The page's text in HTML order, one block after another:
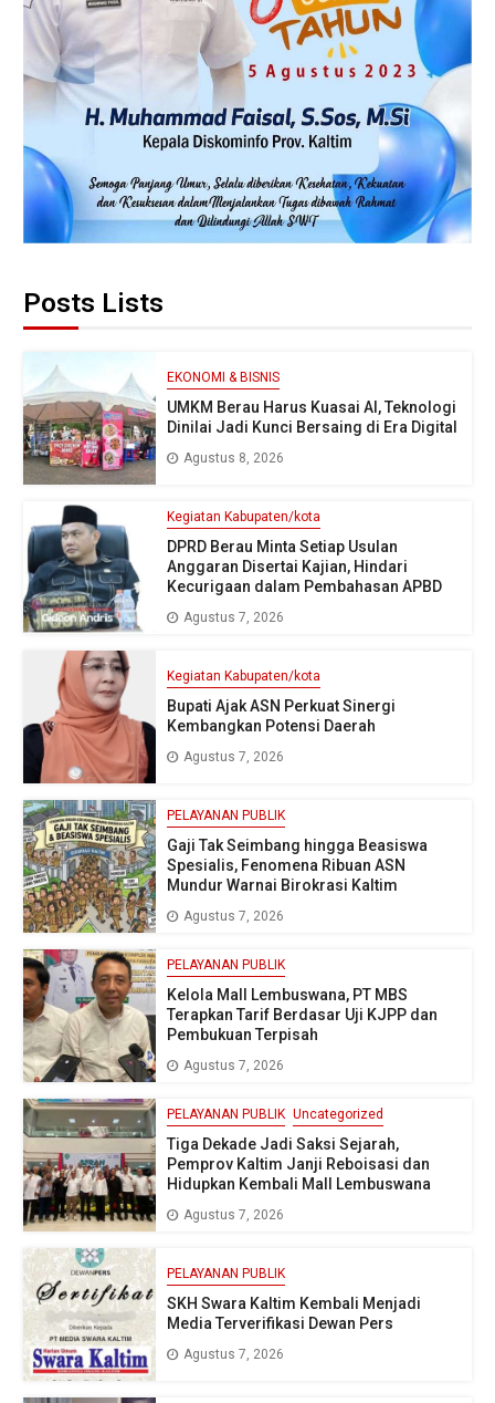
Posts Lists
EKONOMI & BISNIS
UMKM Berau Harus Kuasai AI, Teknologi
Dinilai Jadi Kunci Bersaing di Era Digital
Agustus 8, 2026
Kegiatan Kabupaten/kota
DPRD Berau Minta Setiap Usulan
Anggaran Disertai Kajian, Hindari
Kecurigaan dalam Pembahasan APBD
Agustus 7, 2026
Kegiatan Kabupaten/kota
Bupati Ajak ASN Perkuat Sinergi
Kembangkan Potensi Daerah
Agustus 7, 2026
PELAYANAN PUBLIK
Gaji Tak Seimbang hingga Beasiswa
Spesialis, Fenomena Ribuan ASN
Mundur Warnai Birokrasi Kaltim
Agustus 7, 2026
PELAYANAN PUBLIK
Kelola Mall Lembuswana, PT MBS
Terapkan Tarif Berdasar Uji KJPP dan
Pembukuan Terpisah
Agustus 7, 2026
PELAYANAN PUBLIK Uncategorized
Tiga Dekade Jadi Saksi Sejarah,
Pemprov Kaltim Janji Reboisasi dan
Hidupkan Kembali Mall Lembuswana
Agustus 7, 2026
PELAYANAN PUBLIK
SKH Swara Kaltim Kembali Menjadi
Media Terverifikasi Dewan Pers
Agustus 7, 2026